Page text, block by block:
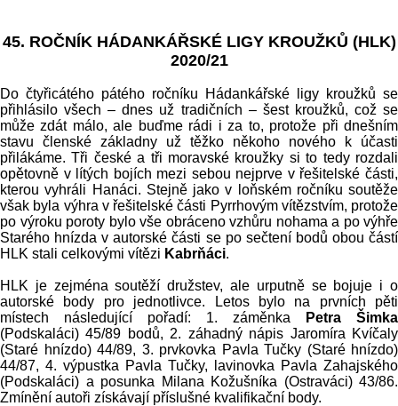
45. ROČNÍK HÁDANKÁŘSKÉ LIGY KROUŽKŮ (HLK)
2020/21
Do čtyřicátého pátého ročníku Hádankářské ligy kroužků se
přihlásilo všech – dnes už tradičních – šest kroužků, což se
může zdát málo, ale buďme rádi i za to, protože při dnešním
stavu členské základny už těžko někoho nového k účasti
přilákáme. Tři české a tři moravské kroužky si to tedy rozdali
opětovně v lítých bojích mezi sebou nejprve v řešitelské části,
kterou vyhráli Hanáci. Stejně jako v loňském ročníku soutěže
však byla výhra v řešitelské části Pyrrhovým vítězstvím, protože
po výroku poroty bylo vše obráceno vzhůru nohama a po výhře
Starého hnízda v autorské části se po sečtení bodů obou částí
HLK stali celkovými vítězi Kabrňáci.
HLK je zejména soutěží družstev, ale urputně se bojuje i o
autorské body pro jednotlivce. Letos bylo na prvních pěti
místech následující pořadí: 1. záměnka
Petra Šimka
(Podskaláci) 45/89 bodů, 2. záhadný nápis Jaromíra Kvíčaly
(Staré hnízdo) 44/89, 3. prvkovka Pavla Tučky (Staré hnízdo)
44/87, 4. výpustka Pavla Tučky, lavinovka Pavla Zahajského
(Podskaláci) a posunka Milana Kožušníka (Ostraváci) 43/86.
Zmínění autoři získávají příslušné kvalifikační body.